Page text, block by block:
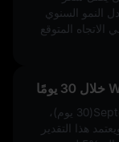
النمو السنوي
المتوقع
بالنظر إلى 30 يومًا مقبلة حتى September 8, 2026(30 يوم)،
هذا التقدير